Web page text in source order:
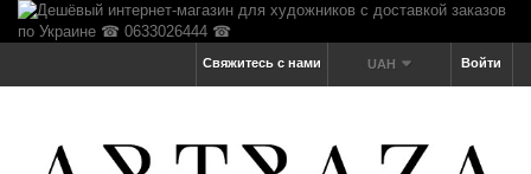
Войти
UAH
Свяжитесь с нами